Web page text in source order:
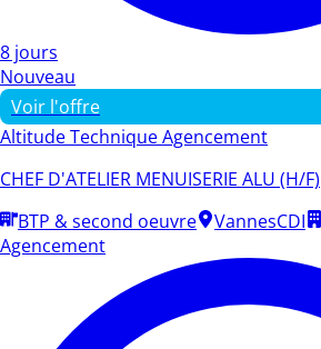
8 jours
Nouveau
Voir l'offre
Altitude Technique Agencement
CHEF D'ATELIER MENUISERIE ALU (H/F)
BTP & second oeuvre
VannesCDI
Agencement